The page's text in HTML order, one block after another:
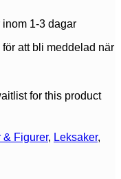
1-3 dagar
att bli meddelad när
for this product
& Figurer, Leksaker,